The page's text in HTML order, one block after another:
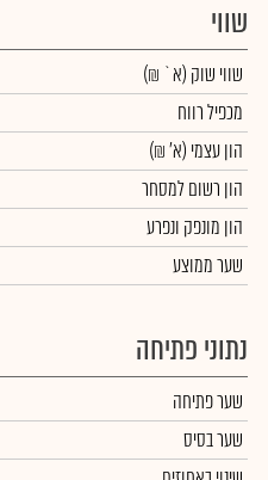
שווי
שווי שוק (א` ₪)
מכפיל רווח
הון עצמי (א' ₪)
הון רשום למסחר
הון מונפק ונפרע
שער ממוצע
נתוני פתיחה
שער פתיחה
שער בסיס